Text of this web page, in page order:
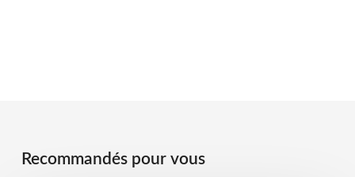
Recommandés pour vous